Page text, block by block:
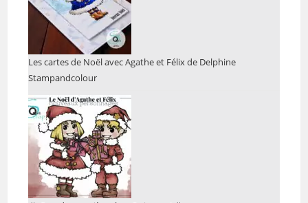
Les cartes de Noël avec Agathe et Félix de Delphine
Stampandcolour